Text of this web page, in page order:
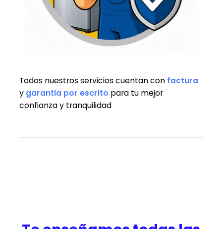
Todos nuestros servicios cuentan con factura
y garantia por escrito para tu mejor
confianza y tranquilidad